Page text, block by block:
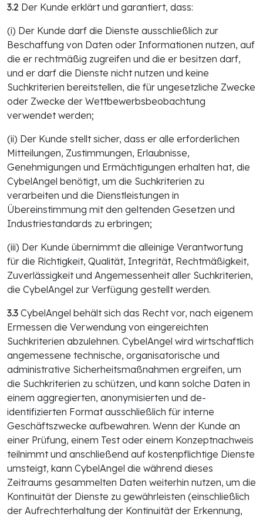
3.2 Der Kunde erklärt und garantiert, dass:
(i) Der Kunde darf die Dienste ausschließlich zur
Beschaffung von Daten oder Informationen nutzen, auf
die er rechtmäßig zugreifen und die er besitzen darf,
und er darf die Dienste nicht nutzen und keine
Suchkriterien bereitstellen, die für ungesetzliche Zwecke
oder Zwecke der Wettbewerbsbeobachtung
verwendet werden;
(ii) Der Kunde stellt sicher, dass er alle erforderlichen
Mitteilungen, Zustimmungen, Erlaubnisse,
Genehmigungen und Ermächtigungen erhalten hat, die
CybelAngel benötigt, um die Suchkriterien zu
verarbeiten und die Dienstleistungen in
Übereinstimmung mit den geltenden Gesetzen und
Industriestandards zu erbringen;
(iii) Der Kunde übernimmt die alleinige Verantwortung
für die Richtigkeit, Qualität, Integrität, Rechtmäßigkeit,
Zuverlässigkeit und Angemessenheit aller Suchkriterien,
die CybelAngel zur Verfügung gestellt werden.
3.3 CybelAngel behält sich das Recht vor, nach eigenem
Ermessen die Verwendung von eingereichten
Suchkriterien abzulehnen. CybelAngel wird wirtschaftlich
angemessene technische, organisatorische und
administrative Sicherheitsmaßnahmen ergreifen, um
die Suchkriterien zu schützen, und kann solche Daten in
einem aggregierten, anonymisierten und de-
identifizierten Format ausschließlich für interne
Geschäftszwecke aufbewahren. Wenn der Kunde an
einer Prüfung, einem Test oder einem Konzeptnachweis
teilnimmt und anschließend auf kostenpflichtige Dienste
umsteigt, kann CybelAngel die während dieses
Zeitraums gesammelten Daten weiterhin nutzen, um die
Kontinuität der Dienste zu gewährleisten (einschließlich
der Aufrechterhaltung der Kontinuität der Erkennung,